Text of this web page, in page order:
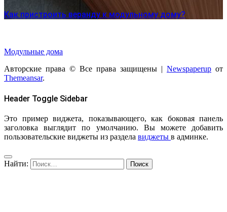
Как пристроить веранду к модульному дому?
Модульные дома
Авторские права © Все права защищены | Newspaperup от
Themeansar.
Header Toggle Sidebar
Это пример виджета, показывающего, как боковая панель
заголовка выглядит по умолчанию. Вы можете добавить
пользовательские виджеты из раздела виджеты в админке.
Найти: